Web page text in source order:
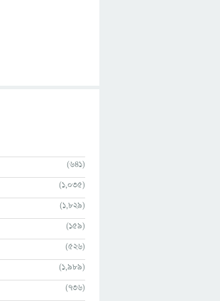
(641)
(1,035)
(1,829)
(159)
(526)
(1,989)
(736)